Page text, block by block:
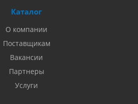
Каталог
О компании
Поставщикам
Вакансии
Партнеры
Услуги